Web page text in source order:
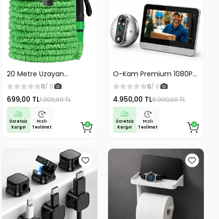
20 Metre Uzayan
Tabancalı Hortum Magic
Hose Bahçe Hortumu
Sulama Hortumu
0/ 0
699,00 TL1.000,00 TL
Ücretsiz
Kargo!
Hızlı
Teslimat
O-Kam Premium 1080P
Full HD Kayıt Yapabilen
Wifi Kameralı Kapı Zili
Görüntülü Kapı Dürbünü
Hareket Algılama İki
Yönlü Görüşme
0/ 0
4.950,00 TL8.000,00 TL
Ücretsiz
Kargo!
Hızlı
Teslimat